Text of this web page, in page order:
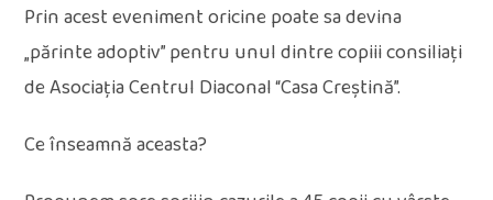
Prin acest eveniment oricine poate sa devina
„părinte adoptiv” pentru unul dintre copiii consiliați
de Asociația Centrul Diaconal “Casa Creștină”.
Ce înseamnă aceasta?